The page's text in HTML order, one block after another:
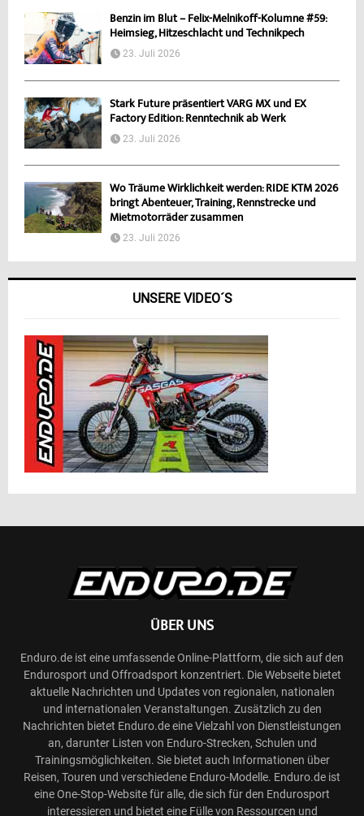
Benzin im Blut – Felix-Melnikoff-Kolumne #59:
Heimsieg, Hitzeschlacht und Technikpech
23. Juli 2026
Stark Future präsentiert VARG MX und EX
Factory Edition: Renntechnik ab Werk
23. Juli 2026
Wo Träume Wirklichkeit werden: RIDE KTM 2026
bringt Abenteuer, Training, Rennstrecke und
Mietmotorräder zusammen
23. Juli 2026
UNSERE VIDEO´S
ÜBER UNS
Enduro.de ist eine umfassende Online-Plattform, die sich auf den
Endurosport und Offroadsport konzentriert. Die Webseite bietet
aktuelle Nachrichten und Updates von regionalen, nationalen
und internationalen Veranstaltungen. Zusätzlich zu den
Nachrichten bietet Enduro.de eine Vielzahl von Dienstleistungen
an, darunter Listen von Enduro-Strecken, Schulen und
Trainingsmöglichkeiten. Sie bietet auch Informationen über
Reisen, Touren und verschiedene Enduro-Modelle. Enduro.de ist
eine One-Stop-Website für alle, die sich für den Endurosport
interessieren und bietet eine Fülle von Ressourcen und